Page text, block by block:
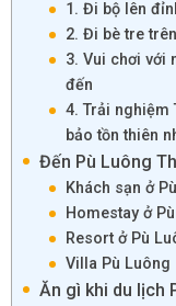
1. Đi bộ lên
2. Đi bè tre
3. Vui chơi với
đến
4. Trải nghiệm
bảo tồn thiên
Đến Pù Luông
Khách sạn ở
Homestay ở
Resort ở Pù
Villa Pù Luông
Ăn gì khi du lịch